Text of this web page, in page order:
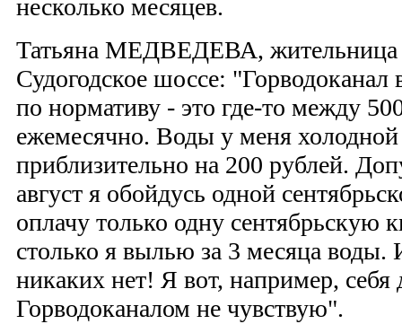
несколько месяцев.
Татьяна МЕДВЕДЕВА,
Судогодское шоссе: "Горводоканал
по нормативу - это где-то между
ежемесячно. Воды у меня холодной
приблизительно на 200 рублей.
август я обойдусь одной
оплачу только одну сентябрьскую
столько я вылью за 3 месяца воды.
никаких нет! Я вот, например,
Горводоканалом не чувствую".